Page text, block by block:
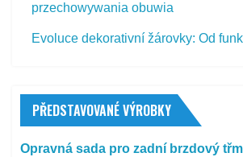
przechowywania obuwia
Evoluce dekorativní žárovky: Od
PŘEDSTAVOVANÉ VÝROBKY
Opravná sada pro zadní brzdový